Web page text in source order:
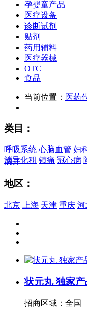
孕婴童产品
医疗设备
诊断试剂
贴剂
药用辅料
医疗器械
OTC
食品
当前位置： 医药
类目：
呼吸系统 心脑血管 妇
消导化积 镇痛 冠心病
展开
地区：
北京 上海 天津 重庆 河
状元丸 独家产
招商区域：全国